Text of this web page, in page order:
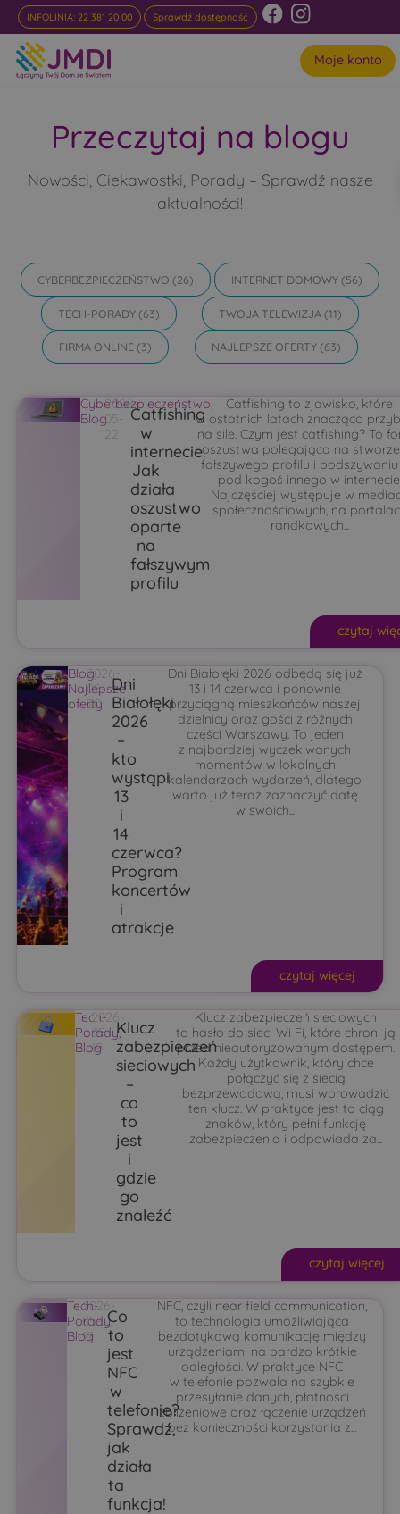
INFOLINIA: 22 381 20 00 Sprawdź dostępność
Moje konto
Przeczytaj na blogu
Nowości, Ciekawostki, Porady – Sprawdź nasze
aktualności!
CYBERBEZPIECZEŃSTWO (26) INTERNET DOMOWY(56)
TECH-PORADY(63) TWOJA TELEWIZJA(11)
FIRMA ONLINE(3) NAJLEPSZE OFERTY(63)
Cyberbezpieczeństwo,
Blog
2026-
05-
22
Catfishing
w
internecie.
Jak
działa
oszustwo
oparte
na
fałszywym
profilu
Catfishing to zjawisko, które
w ostatnich latach znacząco
na sile. Czym jest catfishing? To
oszustwa polegająca na
fałszywego profilu i
pod kogoś innego w
Najczęściej występuje w
społecznościowych, na
randkowych...
czytaj
Blog,
Najlepsze
oferty
2026-
05-
20
Dni
Białołęki
2026
–
kto
wystąpi
13
i
14
czerwca?
Program
koncertów
i
atrakcje
Dni Białołęki 2026 odbędą się już
13 i 14 czerwca i ponownie
przyciągną mieszkańców naszej
dzielnicy oraz gości z różnych
części Warszawy. To jeden
z najbardziej wyczekiwanych
momentów w lokalnych
kalendarzach wydarzeń, dlatego
warto już teraz zaznaczyć datę
w swoich...
czytaj więcej
Tech-
Porady,
Blog
2026-
05-
19
Klucz
zabezpieczeń
sieciowych
–
co
to
jest
i
gdzie
go
znaleźć
Klucz zabezpieczeń sieciowych
to hasło do sieci Wi Fi, które chroni ją
przed nieautoryzowanym dostępem.
Każdy użytkownik, który chce
połączyć się z siecią
bezprzewodową, musi wprowadzić
ten klucz. W praktyce jest to ciąg
znaków, który pełni funkcję
zabezpieczenia i odpowiada za...
czytaj więcej
Tech-
Porady,
Blog
2026-
05-
17
Co
to
jest
NFC
w
telefonie?
Sprawdź,
jak
działa
ta
funkcja!
NFC, czyli near field communication,
to technologia umożliwiająca
bezdotykową komunikację między
urządzeniami na bardzo krótkie
odległości. W praktyce NFC
w telefonie pozwala na szybkie
przesyłanie danych, płatności
zbliżeniowe oraz łączenie urządzeń
bez konieczności korzystania z...